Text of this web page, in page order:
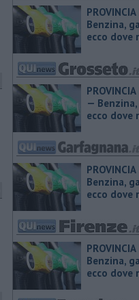
PROVINCIA
Benzina,
ecco dove
—
ecco dove
PROVINCIA
Benzina,
ecco dove
Benzina,
ecco dove